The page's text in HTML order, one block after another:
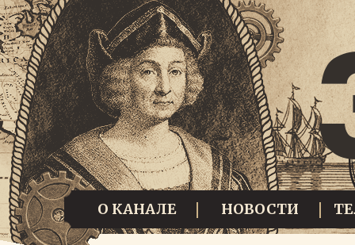
О КАНАЛЕ НОВОСТИ